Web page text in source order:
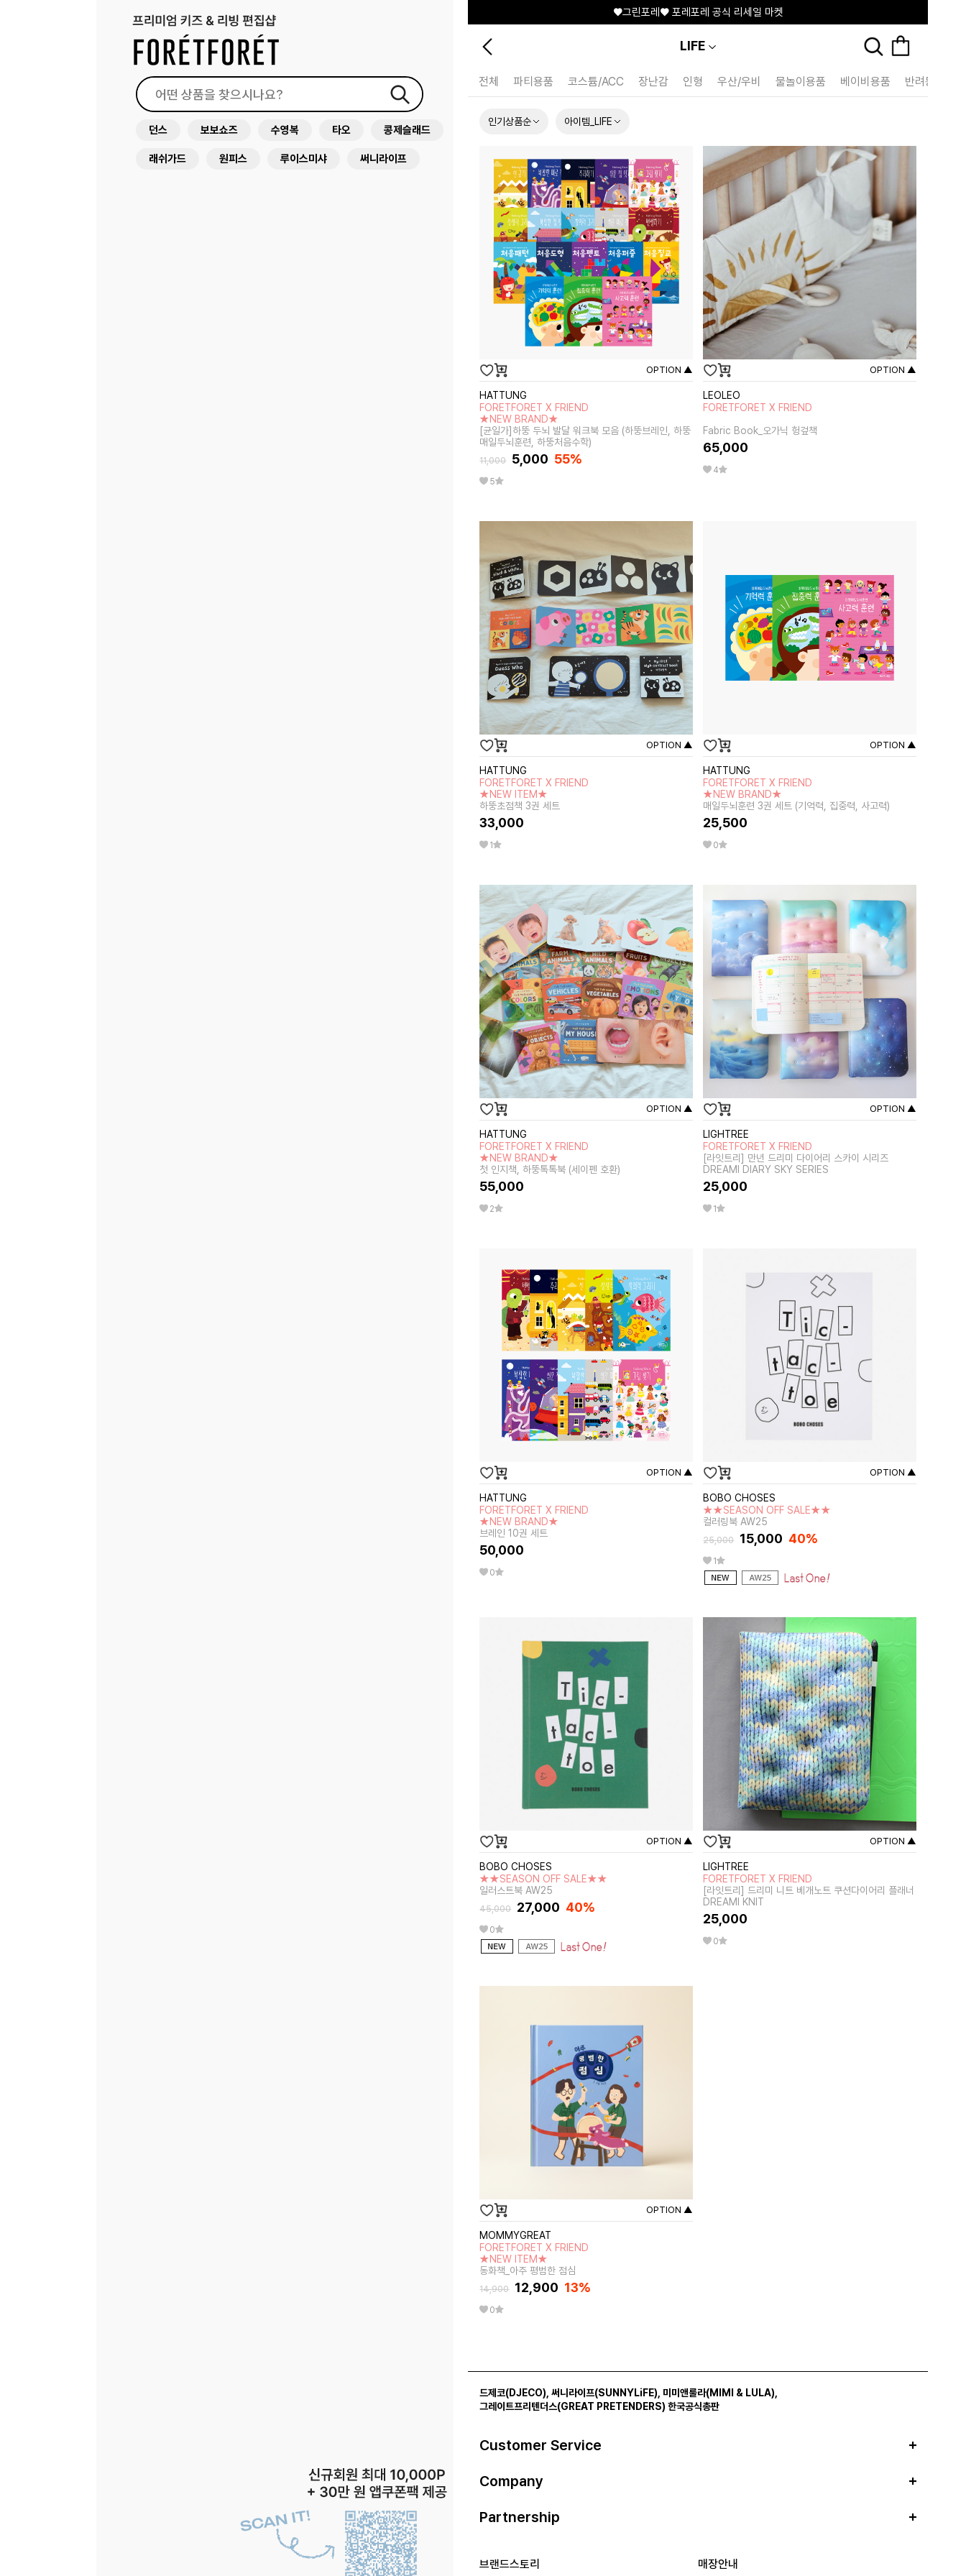
+100P매일매일 출석체크📅
LIFE
전체 파티용품 코스튬/ACC 장난감 인형 우산/우비 물놀이용품 베이비용품 반려동물용품
인기상품순 아이템_LIFE
OPTION ▲
HATTUNG
FORETFORET X FRIEND
★NEW BRAND★
[균일가]하뚱 두뇌 발달 워크북 모음 (하뚱브레인, 하뚱
매일두뇌훈련, 하뚱처음수학)
11,000 5,000 55%
5
OPTION ▲
LEOLEO
FORETFORET X FRIEND
Fabric Book_오가닉 헝겊책
65,000
4
OPTION ▲
HATTUNG
FORETFORET X FRIEND
★NEW ITEM★
하뚱초점책 3권 세트
33,000
1
OPTION ▲
HATTUNG
FORETFORET X FRIEND
★NEW BRAND★
매일두뇌훈련 3권 세트 (기억력, 집중력, 사고력)
25,500
0
OPTION ▲
HATTUNG
FORETFORET X FRIEND
★NEW BRAND★
첫 인지책, 하뚱톡톡북 (세이펜 호환)
55,000
2
OPTION ▲
LIGHTREE
FORETFORET X FRIEND
[라잇트리] 만년 드리미 다이어리 스카이 시리즈
DREAMI DIARY SKY SERIES
25,000
1
OPTION ▲
HATTUNG
FORETFORET X FRIEND
★NEW BRAND★
브레인 10권 세트
50,000
0
OPTION ▲
BOBO CHOSES
★★SEASON OFF SALE★★
컬러링북 AW25
25,000 15,000 40%
1
OPTION ▲
BOBO CHOSES
★★SEASON OFF SALE★★
일러스트북 AW25
45,000 27,000 40%
0
OPTION ▲
LIGHTREE
FORETFORET X FRIEND
[라잇트리] 드리미 니트 베개노트 쿠션다이어리 플래너
DREAMI KNIT
25,000
0
OPTION ▲
MOMMYGREAT
FORETFORET X FRIEND
★NEW ITEM★
동화책_아주 평범한 점심
14,900 12,900 13%
0
드제코(DJECO) ,써니라이프(SUNNYLiFE) 미미앤룰라(MIMI & LULA)
그레이트프리텐더스(GREAT PRETENDERS) 한국공식총판
Customer Service
Company
Partnership
브랜드스토리 매장안내
던스 보보쇼즈 수영복 타오 콩제슬래드
래쉬가드 원피스 루이스미샤 써니라이프